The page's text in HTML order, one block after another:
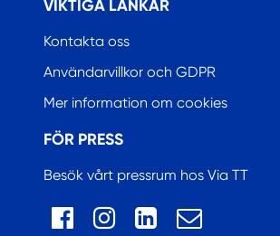
VIKTIGA LÄNKAR
Kontakta oss
Användarvillkor och GDPR
Mer information om cookies
FÖR PRESS
Besök vårt pressrum hos Via TT